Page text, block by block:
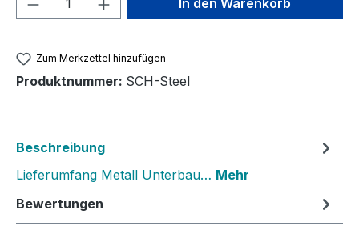
In den Warenkorb
Zum Merkzettel hinzufügen
Produktnummer: SCH-Steel
Beschreibung
Lieferumfang Metall Unterbau… Mehr
Bewertungen